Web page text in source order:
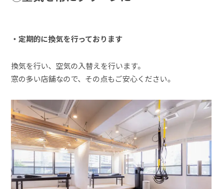
・定期的に換気を行っております
換気を行い、空気の入替えを行います。
窓の多い店舗なので、その点もご安心ください。